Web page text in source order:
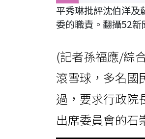
平秀琳批評沈伯洋及
委的職責。翻攝52新
(記者孫福應/綜
滾雪球，多名國
過，要求行政院
出席委員會的石